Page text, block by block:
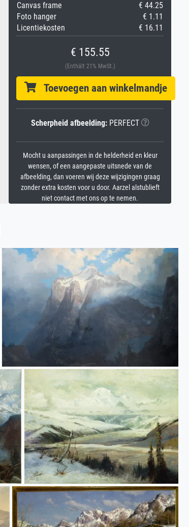
Canvas frame
€ 44.25
Foto hanger
€ 1.11
Licentiekosten
€ 16.11
€ 155.55
(Enthält 21% MwSt.)
Toevoegen aan winkelmandje
Scherpheid afbeelding:PERFECT
Mocht u aanpassingen in de helderheid en kleur
wensen, of een aangepaste uitsnede van de
afbeelding, dan voeren wij deze wijzigingen graag
zonder extra kosten voor u door. Aarzel alstublieft
niet contact met ons op te nemen.